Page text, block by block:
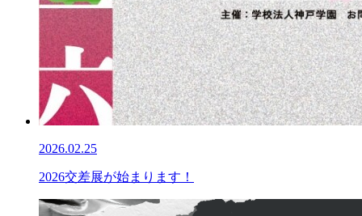
2026.02.25
2026交差展が始まります！